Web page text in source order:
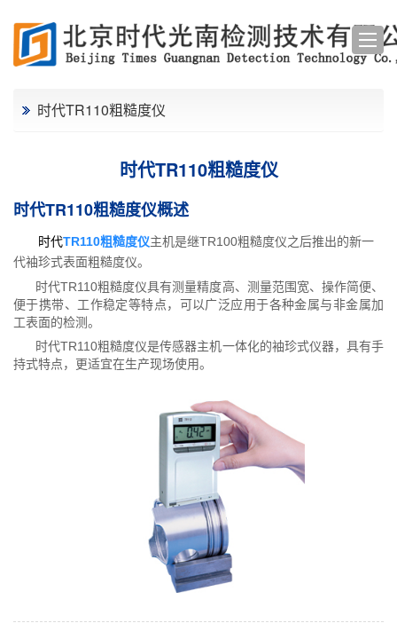
时代TR110粗糙度仪
时代TR110粗糙度仪
时代TR110粗糙度仪概述
时代TR110粗糙度仪主机是继TR100粗糙度仪之后推出的新一
代袖珍式表面粗糙度仪。
时代TR110粗糙度仪具有测量精度高、测量范围宽、操作简便、
便于携带、工作稳定等特点，可以广泛应用于各种金属与非金属加
工表面的检测。
时代TR110粗糙度仪是传感器主机一体化的袖珍式仪器，具有手
持式特点，更适宜在生产现场使用。